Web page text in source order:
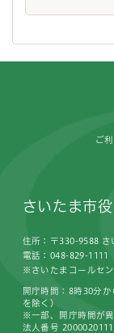
ご
さいたま市
住所：〒330-9588 さ
電話：048-829-1111
※さいたまコールセン
開庁時間：8時30分
を除く）
※一部、開庁時間が異
法人番号